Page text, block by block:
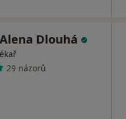
Dlouhá
29 názorů